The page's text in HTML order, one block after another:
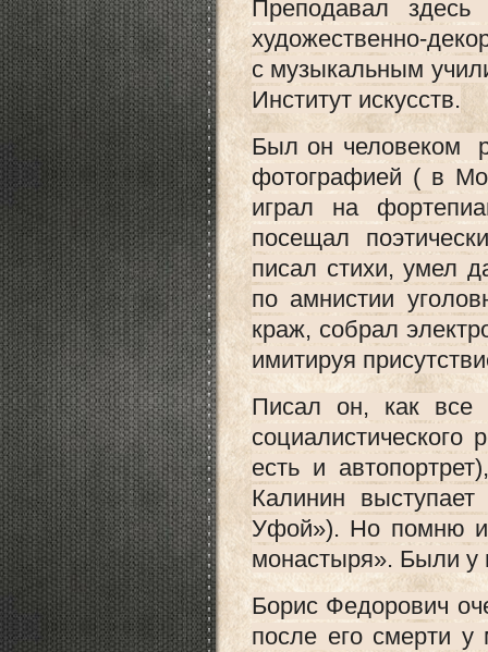
Преподавал здесь
художественно-
с музыкальным
Институт искусств.
Был он человеком
фотографией ( в
играл на
посещал
писал стихи, умел
по амнистии
краж, собрал
имитируя
Писал он, как все
есть и
Калинин
Уфой»). Но помню и
монастыря». Были у
Борис Федорович
после его смерти